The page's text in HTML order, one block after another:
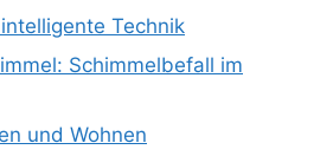
Technik
Schimmelbefall im
und Wohnen